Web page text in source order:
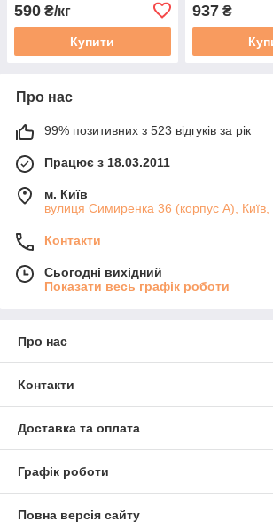
воску та ін.
590 ₴/кг
Купити
937₴
Про нас
99% позитивних з 523 відгуків за рік
Працює з 18.03.2011
м. Київ
вулиця Симиренка 36 (корпус А), Київ,
Контакти
Сьогодні вихідний
Показати весь графік роботи
Про нас
Контакти
Доставка та оплата
Графік роботи
Повна версія сайту